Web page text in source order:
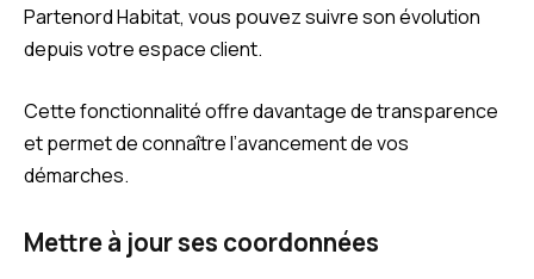
Partenord Habitat, vous pouvez suivre son évolution
depuis votre espace client.
Cette fonctionnalité offre davantage de transparence
et permet de connaître l’avancement de vos
démarches.
Mettre à jour ses coordonnées